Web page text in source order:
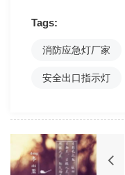
Tags:
消防应急灯厂家
安全出口指示灯